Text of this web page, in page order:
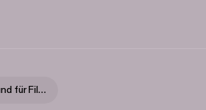
Diamond Dogs – Von und für Film- & Serienfans